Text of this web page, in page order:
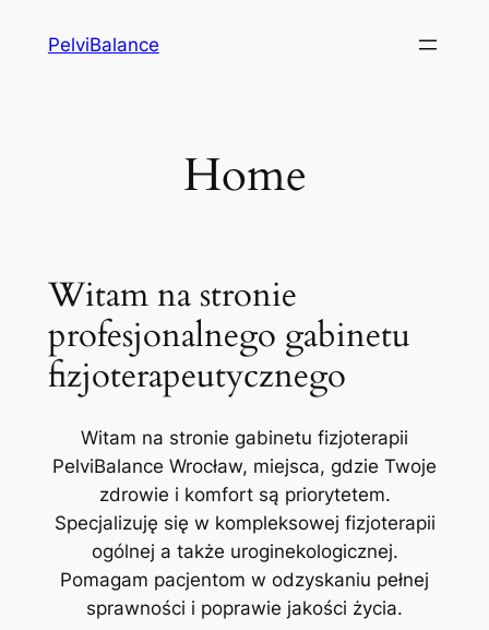
PelviBalance
Home
Witam na stronie
profesjonalnego gabinetu
fizjoterapeutycznego
Witam na stronie gabinetu fizjoterapii
PelviBalance Wrocław, miejsca, gdzie Twoje
zdrowie i komfort są priorytetem.
Specjalizuję się w kompleksowej fizjoterapii
ogólnej a także uroginekologicznej.
Pomagam pacjentom w odzyskaniu pełnej
sprawności i poprawie jakości życia.